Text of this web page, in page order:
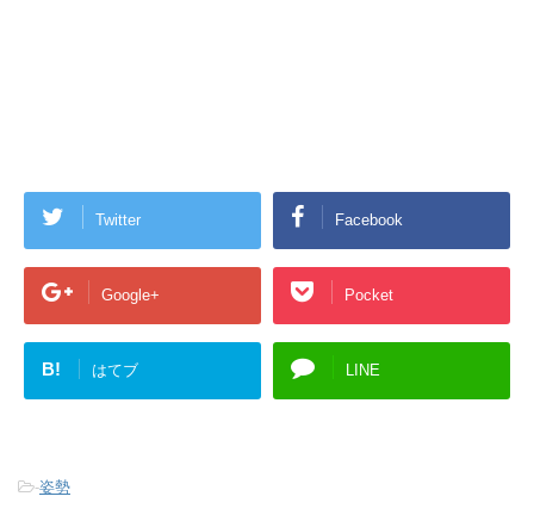
Twitter Facebook
Google+ Pocket
B! はてブ LINE
-姿勢